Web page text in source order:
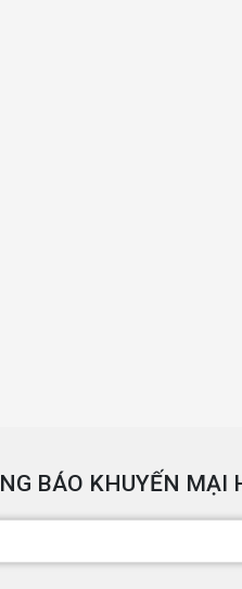
BÁO KHUYẾN MẠI